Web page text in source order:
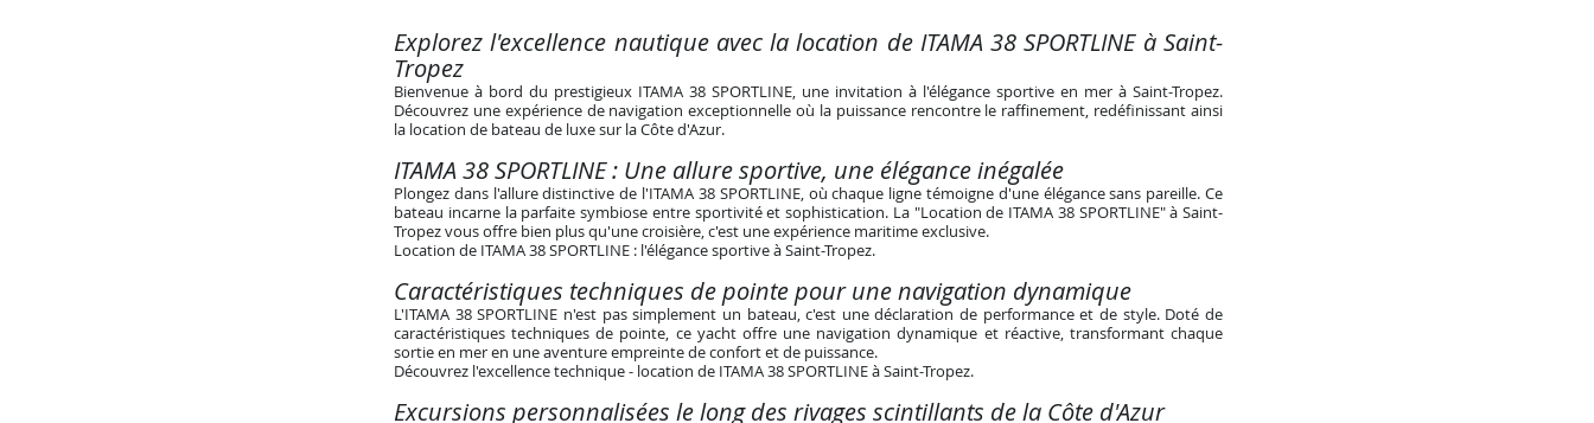
Explorez l'excellence nautique avec la location de ITAMA 38 SPORTLINE à Saint-
Tropez
Bienvenue à bord du prestigieux ITAMA 38 SPORTLINE, une invitation à l'élégance sportive en mer à Saint-Tropez.
Découvrez une expérience de navigation exceptionnelle où la puissance rencontre le raffinement, redéfinissant ainsi
la location de bateau de luxe sur la Côte d'Azur.
ITAMA 38 SPORTLINE : Une allure sportive, une élégance inégalée
Plongez dans l'allure distinctive de l'ITAMA 38 SPORTLINE, où chaque ligne témoigne d'une élégance sans pareille. Ce
bateau incarne la parfaite symbiose entre sportivité et sophistication. La "Location de ITAMA 38 SPORTLINE" à Saint-
Tropez vous offre bien plus qu'une croisière, c'est une expérience maritime exclusive.
Location de ITAMA 38 SPORTLINE : l'élégance sportive à Saint-Tropez.
Caractéristiques techniques de pointe pour une navigation dynamique
L'ITAMA 38 SPORTLINE n'est pas simplement un bateau, c'est une déclaration de performance et de style. Doté de
caractéristiques techniques de pointe, ce yacht offre une navigation dynamique et réactive, transformant chaque
sortie en mer en une aventure empreinte de confort et de puissance.
Découvrez l'excellence technique - location de ITAMA 38 SPORTLINE à Saint-Tropez.
Excursions personnalisées le long des rivages scintillants de la Côte d'Azur